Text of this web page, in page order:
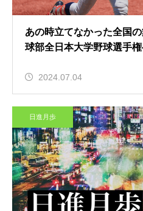
あの時立てなかった全国
球部全日本大学野球選手
2024.07.04
日進月歩